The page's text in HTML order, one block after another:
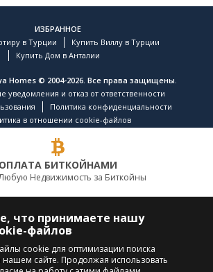
ИЗБРАННОЕ
в Турции
Купить Виллу в Турции
Купить Дом в Анталии
Homes © 2004-2026. Все права защищены.
и отказ от ответственности
Политика конфиденциальности
в отношении cookie-файлов
ОПЛАТА БИТКОЙНАМИ
Недвижимость за Биткойны
54 94
что принимаете нашу
файлов
cookie для оптимизации поиска
сайте. Продолжая использовать